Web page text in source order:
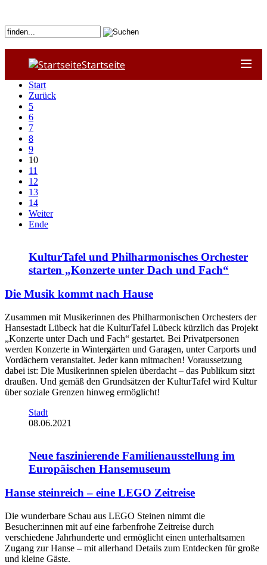
Startseite
Start
Zurück
5
6
7
8
9
10
11
12
13
14
Weiter
Ende
KulturTafel und Philharmonisches Orchester
starten „Konzerte unter Dach und Fach“
Die Musik kommt nach Hause
Zusammen mit Musikerinnen des Philharmonischen Orchesters der
Hansestadt Lübeck hat die KulturTafel Lübeck kürzlich das Projekt
„Konzerte unter Dach und Fach“ gestartet. Bei Privatpersonen
werden Konzerte in Wintergärten und Garagen, unter Carports und
Vordächern veranstaltet. Jeder kann mitmachen! Voraussetzung
dabei ist: Die Musikerinnen spielen überdacht – das Publikum sitzt
draußen. Und gemäß den Grundsätzen der KulturTafel wird Kultur
über soziale Grenzen hinweg ermöglicht!
Stadt
08.06.2021
Neue faszinierende Familienausstellung im
Europäischen Hansemuseum
Hanse steinreich – eine LEGO Zeitreise
Die wunderbare Schau aus LEGO Steinen nimmt die
Besucher:innen mit auf eine farbenfrohe Zeitreise durch
verschiedene Jahrhunderte und ermöglicht einen unterhaltsamen
Zugang zur Hanse – mit allerhand Details zum Entdecken für große
und kleine Gäste.